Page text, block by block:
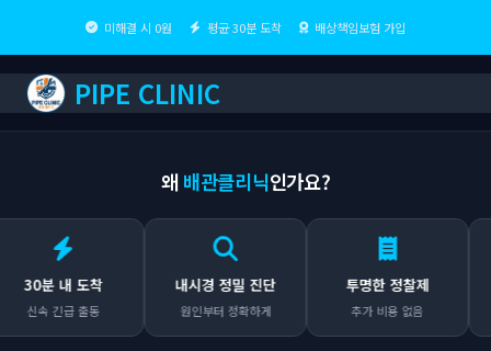
미해결 시 0원 평균 30분 도착 배상책임보험 가입
PIPE CLINIC
왜 배관클리닉인가요?
분 내 도착
속 긴급 출동
내시경 정밀 진단
원인부터 정확하게
투명한 정찰제
추가 비용 없음